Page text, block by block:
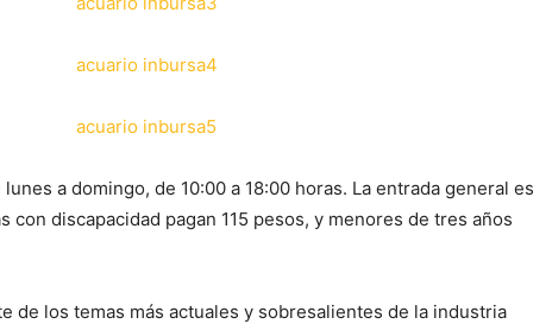
a domingo, de 10:00 a 18:00 horas. La entrada general es
con discapacidad pagan 115 pesos, y menores de tres años
de los temas más actuales y sobresalientes de la industria